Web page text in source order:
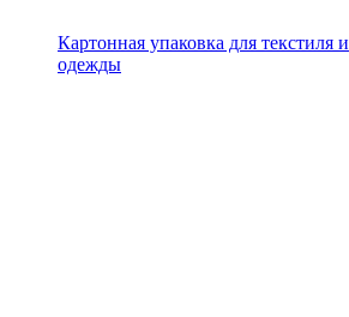
Картонная упаковка для текстиля и
одежды